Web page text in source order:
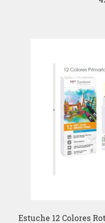
Estuche 12 Colores